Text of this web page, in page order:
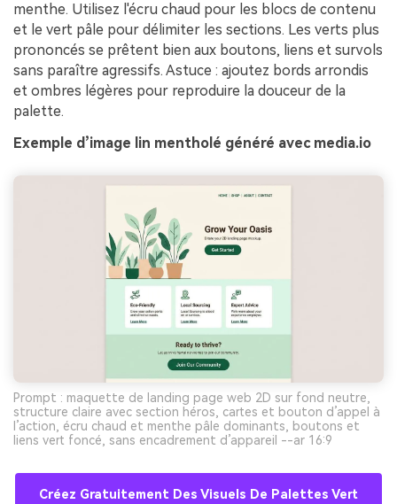
menthe. Utilisez l'écru chaud pour les blocs de contenu
et le vert pâle pour délimiter les sections. Les verts plus
prononcés se prêtent bien aux boutons, liens et survols
sans paraître agressifs. Astuce : ajoutez bords arrondis
et ombres légères pour reproduire la douceur de la
palette.
Exemple d’image lin mentholé généré avec media.io
Prompt : maquette de landing page web 2D sur fond neutre,
structure claire avec section héros, cartes et bouton d’appel à
l’action, écru chaud et menthe pâle dominants, boutons et
liens vert foncé, sans encadrement d’appareil --ar 16:9
Créez Gratuitement Des Visuels De Palettes Vert